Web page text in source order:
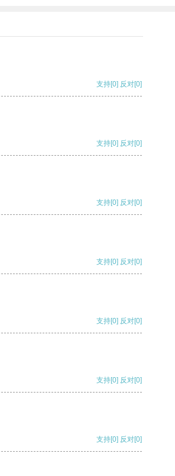
支持[0] 反对[0]
支持[0] 反对[0]
支持[0] 反对[0]
支持[0] 反对[0]
支持[0] 反对[0]
支持[0] 反对[0]
支持[0] 反对[0]